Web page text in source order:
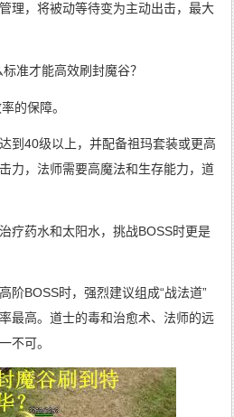
理，将被动等待变为主动出击，最大
准才能高效刷封魔谷？
的保障。
到40级以上，并配备祖玛套装或更高
力，法师需要高魔法和生存能力，道
疗药水和太阳水，挑战BOSS时更是
阶BOSS时，强烈建议组成“战法道”
最高。道士的毒和治愈术、法师的远
不可。